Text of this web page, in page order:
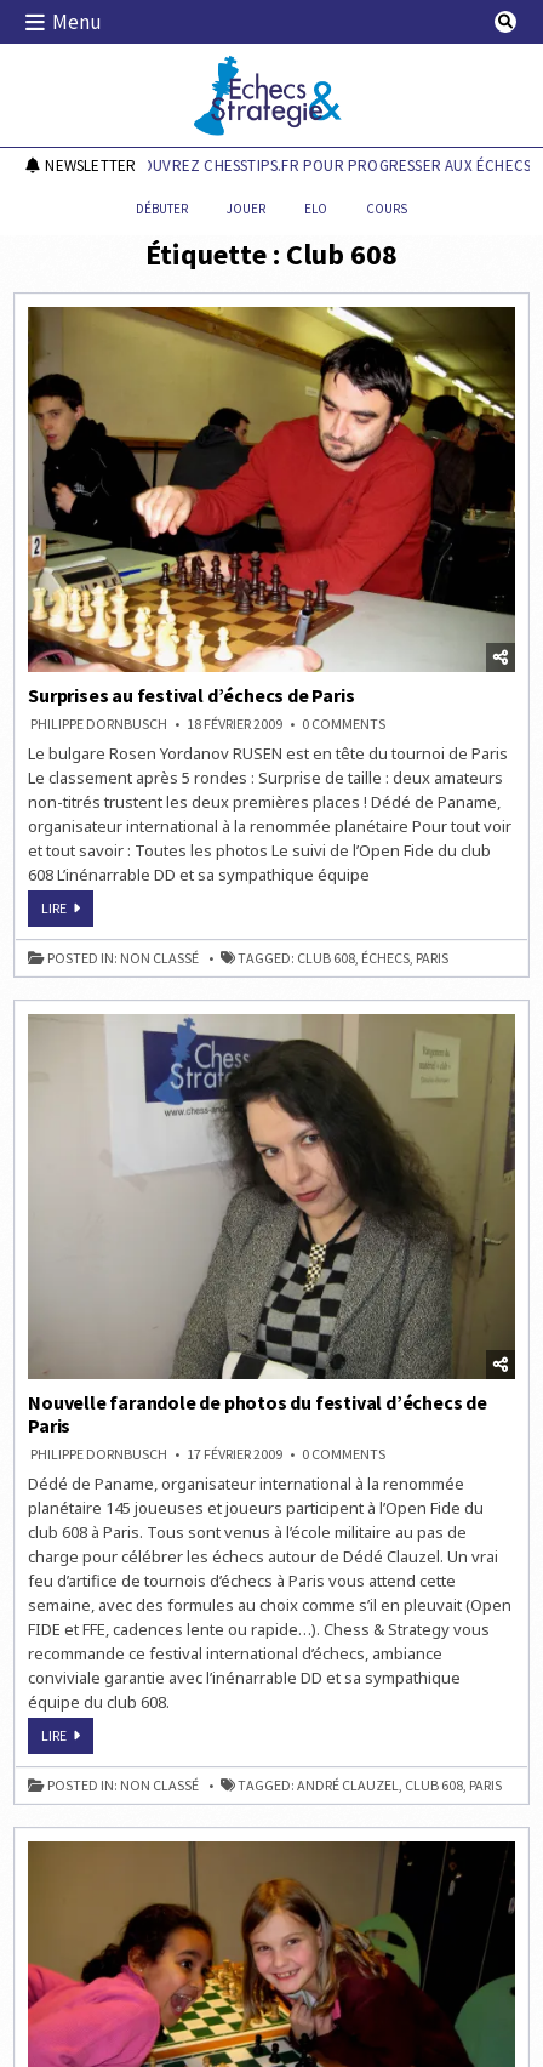
Skip
Menu
Echecs & Stratégie
NEWSLETTERDÉCOUVREZ CHESSTIPS.FR POUR PROGRESSER AUX ÉCHECS !
DÉBUTER JOUER ELO COURS
Étiquette : Club 608
Surprises au festival d’échecs de Paris
PHILIPPE DORNBUSCH 18 FÉVRIER 2009 0 COMMENTSON
AU
D’ÉCHECS
DE
PARIS
Le bulgare Rosen Yordanov RUSEN est en tête du tournoi de Paris
Le classement après 5 rondes : Surprise de taille : deux amateurs
non-titrés trustent les deux premières places ! Dédé de Paname,
organisateur international à la renommée planétaire Pour tout voir
et tout savoir : Toutes les photos Le suivi de l’Open Fide du club
608 L’inénarrable DD et sa sympathique équipe
LIRESURPRISES
FESTIVAL
D’ÉCHECS
DE
PARIS
POSTED IN: NON CLASSÉ TAGGED: CLUB 608, ÉCHECS, PARIS
Nouvelle farandole de photos du festival d’échecs de
Paris
PHILIPPE DORNBUSCH 17 FÉVRIER 2009 0 COMMENTSON
FARANDOLE
PHOTOS
DU
FESTIVAL
D’ÉCHECS
PARIS
Dédé de Paname, organisateur international à la renommée
planétaire 145 joueuses et joueurs participent à l’Open Fide du
club 608 à Paris. Tous sont venus à l’école militaire au pas de
charge pour célébrer les échecs autour de Dédé Clauzel. Un vrai
feu d’artifice de tournois d’échecs à Paris vous attend cette
semaine, avec des formules au choix comme s’il en pleuvait (Open
FIDE et FFE, cadences lente ou rapide…). Chess & Strategy vous
recommande ce festival international d’échecs, ambiance
conviviale garantie avec l’inénarrable DD et sa sympathique
équipe du club 608.
LIRENOUVELLE
DE
PHOTOS
DU
FESTIVAL
POSTED IN: NON CLASSÉ TAGGED:ANDRÉ CLAUZEL, CLUB 608, PARIS